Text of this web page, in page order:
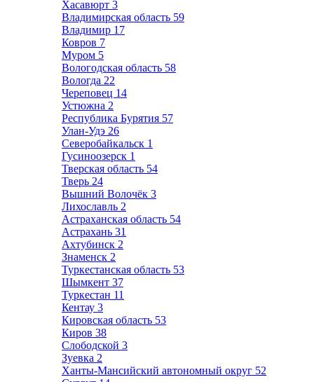
Хасавюрт 3
Владимирская область 59
Владимир 17
Ковров 7
Муром 5
Вологодская область 58
Вологда 22
Череповец 14
Устюжна 2
Республика Бурятия 57
Улан-Удэ 26
Северобайкальск 1
Гусиноозерск 1
Тверская область 54
Тверь 24
Вышний Волочёк 3
Лихославль 2
Астраханская область 54
Астрахань 31
Ахтубинск 2
Знаменск 2
Туркестанская область 53
Шымкент 37
Туркестан 11
Кентау 3
Кировская область 53
Киров 38
Слободской 3
Зуевка 2
Ханты-Мансийский автономный округ 52